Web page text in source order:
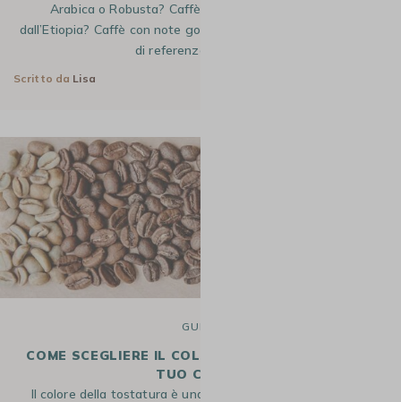
Arabica o Robusta? Caffè proveniente dal Brasile o
dall’Etiopia? Caffè con note gourmet o fruttate? Con migliaia
di referenze, marche…
Scritto da Lisa
GUIDE
COME SCEGLIERE IL COLORE DI TOSTATURA DEL
TUO CAFFÈ?
Il colore della tostatura è una componente essenziale del